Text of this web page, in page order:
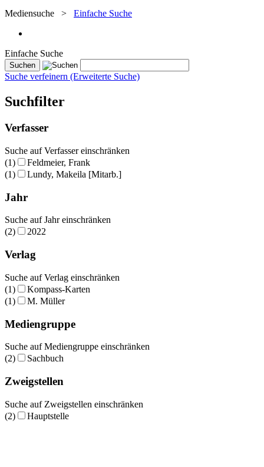
Mediensuche > Einfache Suche
Einfache Suche
Suche verfeinern (Erweiterte Suche)
Suchfilter
Verfasser
Suche auf Verfasser einschränken
(1)
Feldmeier, Frank
(1)
Lundy, Makeila [Mitarb.]
Jahr
Suche auf Jahr einschränken
(2)
2022
Verlag
Suche auf Verlag einschränken
(1)
Kompass-Karten
(1)
M. Müller
Mediengruppe
Suche auf Mediengruppe einschränken
(2)
Sachbuch
Zweigstellen
Suche auf Zweigstellen einschränken
(2)
Hauptstelle